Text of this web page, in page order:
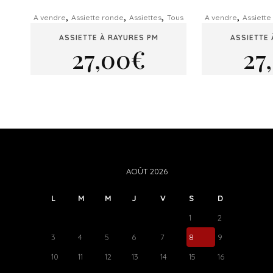
A vendre,Assiette ronde,Assiettes,Tous
ASSIETTE À RAYURES PM
27,00€
A vendre,
ASSIETTE
AOÛT 2026
L M M J V S
D
1
2
3
4 5 6 7 8
9
10
11 12 13 14 15
16